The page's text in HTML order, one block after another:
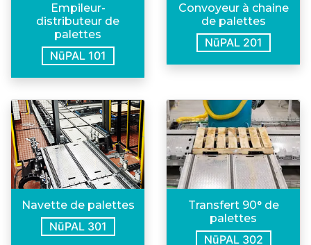
Empileur-
distributeur de
palettes
NūPAL 101
Convoyeur à chaine
de palettes
NūPAL 201
Navette de palettes
NūPAL 301
Transfert 90° de
palettes
NūPAL 302